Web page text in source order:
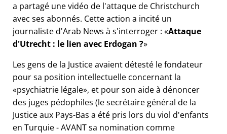
a partagé une vidéo de l'attaque de Christchurch
avec ses abonnés. Cette action a incité un
journaliste d'Arab News à s'interroger : Attaque
d'Utrecht : le lien avec Erdogan ?
Les gens de la Justice avaient détesté le fondateur
pour sa position intellectuelle concernant la
psychiatrie légale , et pour son aide à dénoncer
des juges pédophiles (le secrétaire général de la
Justice aux Pays-Bas a été pris lors du viol d'enfants
en Turquie - AVANT sa nomination comme